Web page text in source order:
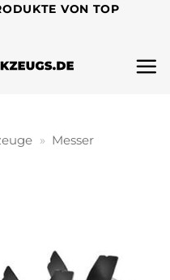
VON TOP
» Messer